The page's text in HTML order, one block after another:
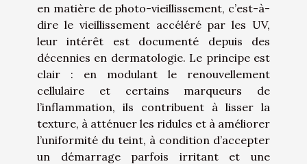
en matière de photo-vieillissement, c’est-à-
dire le vieillissement accéléré par les UV,
leur intérêt est documenté depuis des
décennies en dermatologie. Le principe est
clair : en modulant le renouvellement
cellulaire et certains marqueurs de
l’inflammation, ils contribuent à lisser la
texture, à atténuer les ridules et à améliorer
l’uniformité du teint, à condition d’accepter
un démarrage parfois irritant et une